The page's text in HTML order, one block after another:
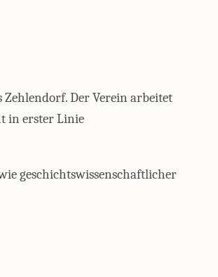
Der Verein arbeitet
in erster Linie
geschichtswissenschaftlicher